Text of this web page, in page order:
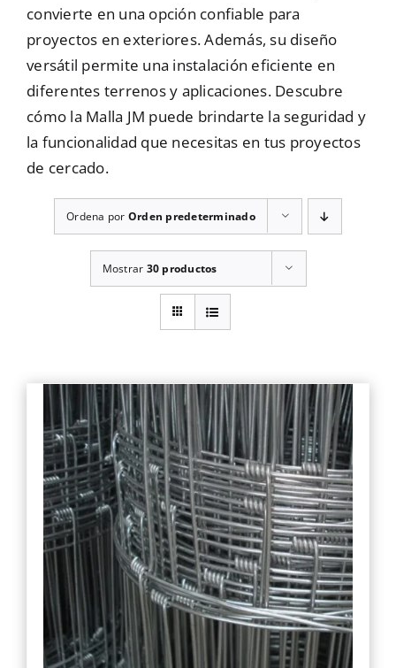
Contacto
convierte en una opción confiable para
proyectos en exteriores. Además, su diseño
versátil permite una instalación eficiente en
diferentes terrenos y aplicaciones. Descubre
cómo la Malla JM puede brindarte la seguridad y
la funcionalidad que necesitas en tus proyectos
de cercado.
Ordena por Orden predeterminado
Mostrar 30 productos